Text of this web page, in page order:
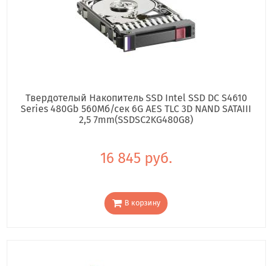
Твердотелый Накопитель SSD Intel SSD DC S4610
Series 480Gb 560Мб/сек 6G AES TLC 3D NAND SATAIII
2,5 7mm(SSDSC2KG480G8)
16 845 руб.
В корзину